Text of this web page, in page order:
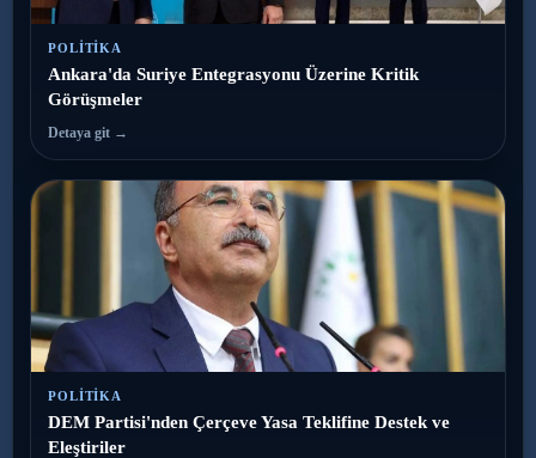
POLITIKA
Ankara'da Suriye Entegrasyonu Üzerine Kritik
Görüşmeler
Detaya git →
POLITIKA
DEM Partisi'nden Çerçeve Yasa Teklifine Destek ve
Eleştiriler